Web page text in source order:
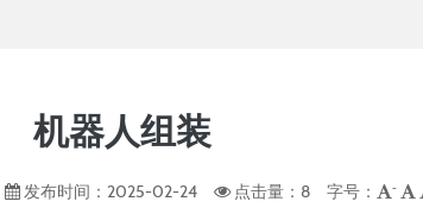
机器人组装
发布时间：2025-02-24 点击量： 8 字号： -